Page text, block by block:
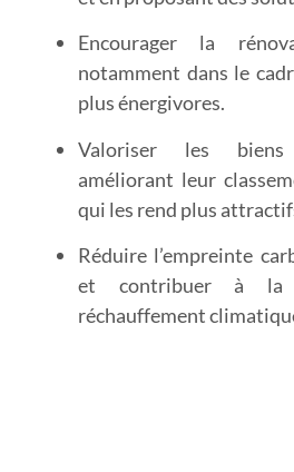
Encourager la
notamment dans le
plus énergivores.
Valoriser les biens
améliorant leur
qui les rend plus
Réduire l’empreinte
et contribuer à
réchauffement